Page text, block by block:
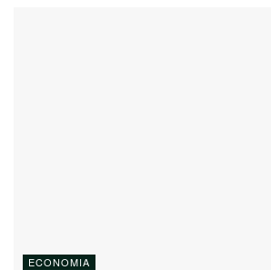
ECONOMIA